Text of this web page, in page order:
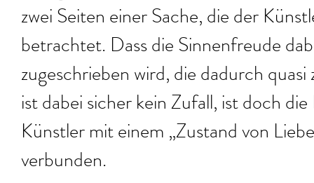
zwei Seiten einer Sache, die der
betrachtet. Dass die Sinnenfreude
zugeschrieben wird, die dadurch
ist dabei sicher kein Zufall, ist doch
Künstler mit einem „Zustand von
verbunden.